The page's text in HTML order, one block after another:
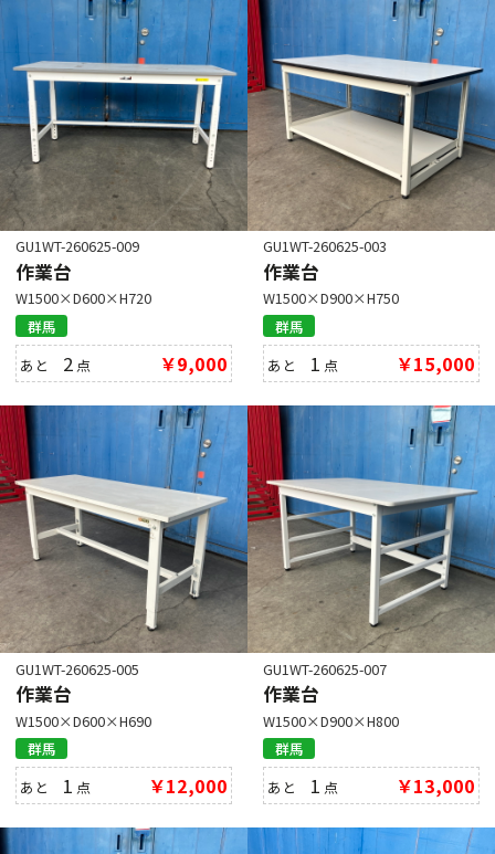
GU1WT-260625-009
作業台
W1500×D600×H720
群馬
あと 2 点 ￥9,000
GU1WT-260625-003
作業台
W1500×D900×H750
群馬
あと 1 点 ￥15,000
GU1WT-260625-005
作業台
W1500×D600×H690
群馬
あと 1 点 ￥12,000
GU1WT-260625-007
作業台
W1500×D900×H800
群馬
あと 1 点 ￥13,000